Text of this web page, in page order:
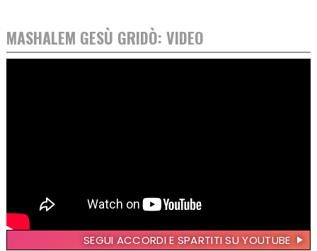
MASHALEM GESÙ GRIDÒ: VIDEO
SEGUI ACCORDI E SPARTITI SU YOUTUBE